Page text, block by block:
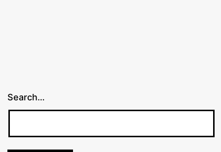
Search…